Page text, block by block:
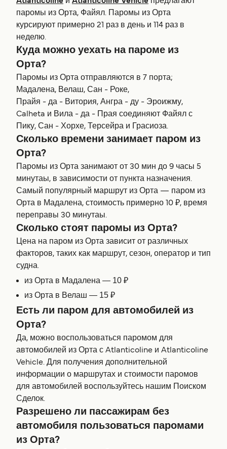
паромы из Орта, Файял. Паромы из Орта
курсируют примерно 21 раз в день и 114 раз в
неделю.
Куда можно уехать на пароме из
Орта?
Паромы из Орта отправляются в 7 порта;
Мадалена, Велаш, Сан - Роке,
Прайя - да - Витория, Ангра - ду - Эроижму,
Calheta и Вила - да - Прая соединяют Файял с
Пику, Сан - Хорхе, Терсейра и Грасиоза.
Сколько времени занимает паром из
Орта?
Паромы из Орта занимают от 30 мин до 9 часы 5
минутаы, в зависимости от пункта назначения.
Самый популярный маршрут из Орта — паром из
Орта в Мадалена, стоимость примерно 10 ₽, время
переправы 30 минутаы.
Сколько стоят паромы из Орта?
Цена на паром из Орта зависит от различных
факторов, таких как маршрут, сезон, оператор и тип
судна.
из Орта в Мадалена — 10 ₽
из Орта в Велаш — 15 ₽
Есть ли паром для автомобилей из
Орта?
Да, можно воспользоваться паромом для
автомобилей из Орта с Atlanticoline и Atlanticoline
Vehicle. Для получения дополнительной
информации о маршрутах и стоимости паромов
для автомобилей воспользуйтесь нашим Поиском
Сделок.
Разрешено ли пассажирам без
автомобиля пользоваться паромами
из Орта?